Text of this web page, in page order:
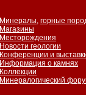
Минералы, горные
Магазины
Месторождения
Новости геологии
Конференции и
Информация о камнях
Коллекции
Минералогический